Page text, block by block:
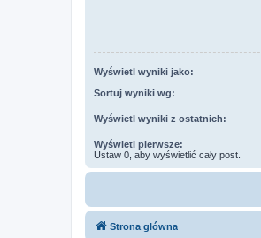
Wyświetl wyniki jako:
Sortuj wyniki wg:
Wyświetl wyniki z ostatnich:
Wyświetl pierwsze:
Ustaw 0, aby wyświetlić cały post.
Strona główna